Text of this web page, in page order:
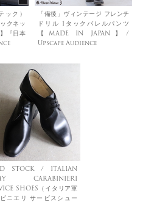
ック）
クネッ
『日本
「備後」ヴィンテージ フレンチ
ドリル 1タックバレルパンツ
【MADE IN JAPAN】/
Upscape Audience
STOCK / ITALIAN
CARABINIERI
SHOES（イタリア軍
ニエリ サービスシュー